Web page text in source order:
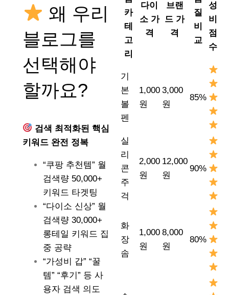
왜 우리
블로그를
선택해야
할까요?
검색 최적화된 핵심
키워드 완전 정복
“쿠팡 추천템” 월
검색량 50,000+
키워드 타겟팅
“다이소 신상” 월
검색량 30,000+
롱테일 키워드 집
중 공략
“가성비 갑” “꿀
템” “후기” 등 사
용자 검색 의도
카
테
고
리
다이
소 가
격
브랜
드 가
격
질
비
교
성
비
점
수
기
본
볼
펜
1,000
원
3,000
원
85%
실
리
콘
주
걱
2,000
원
12,000
원
90%
화
장
솜
1,000
원
8,000
원
80%